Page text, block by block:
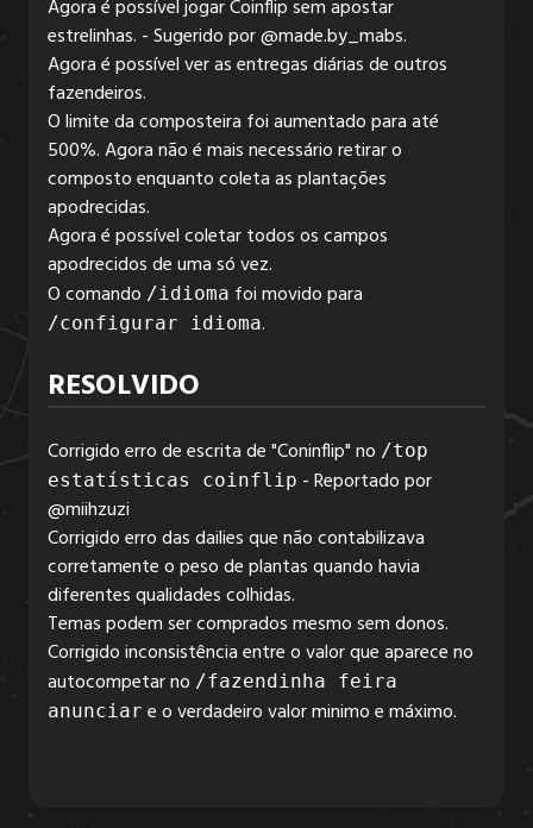
6.3.0
6.2.6
6.2.5
6.2.4
6.2.2
6.2.1
6.2.0
6.1.5
Agora é possível jogar Coinflip sem apostar
estrelinhas. - Sugerido por @made.by_mabs.
Agora é possível ver as entregas diárias de outros
fazendeiros.
O limite da composteira foi aumentado para até
500%. Agora não é mais necessário retirar o
composto enquanto coleta as plantações
apodrecidas.
Agora é possível coletar todos os campos
apodrecidos de uma só vez.
O comando /idioma foi movido para
/configurar idioma.
RESOLVIDO
Corrigido erro de escrita de "Coninflip" no /top
estatísticas coinflip - Reportado por
@miihzuzi
Corrigido erro das dailies que não contabilizava
corretamente o peso de plantas quando havia
diferentes qualidades colhidas.
Temas podem ser comprados mesmo sem donos.
Corrigido inconsistência entre o valor que aparece no
autocompetar no /fazendinha feira
anunciar e o verdadeiro valor minimo e máximo.